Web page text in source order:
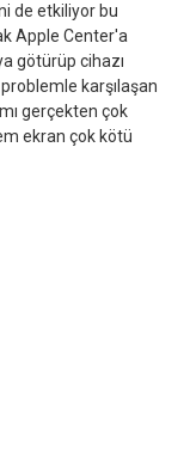
de etkiliyor bu
Apple Center'a
götürüp cihazı
karşılaşan
gerçekten çok
ekran çok kötü